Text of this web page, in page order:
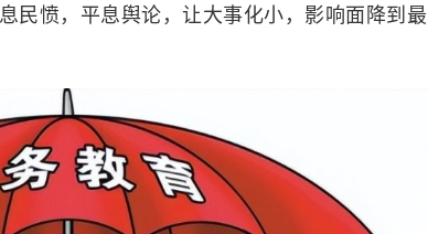
民愤，平息舆论，让大事化小，影响面降到最